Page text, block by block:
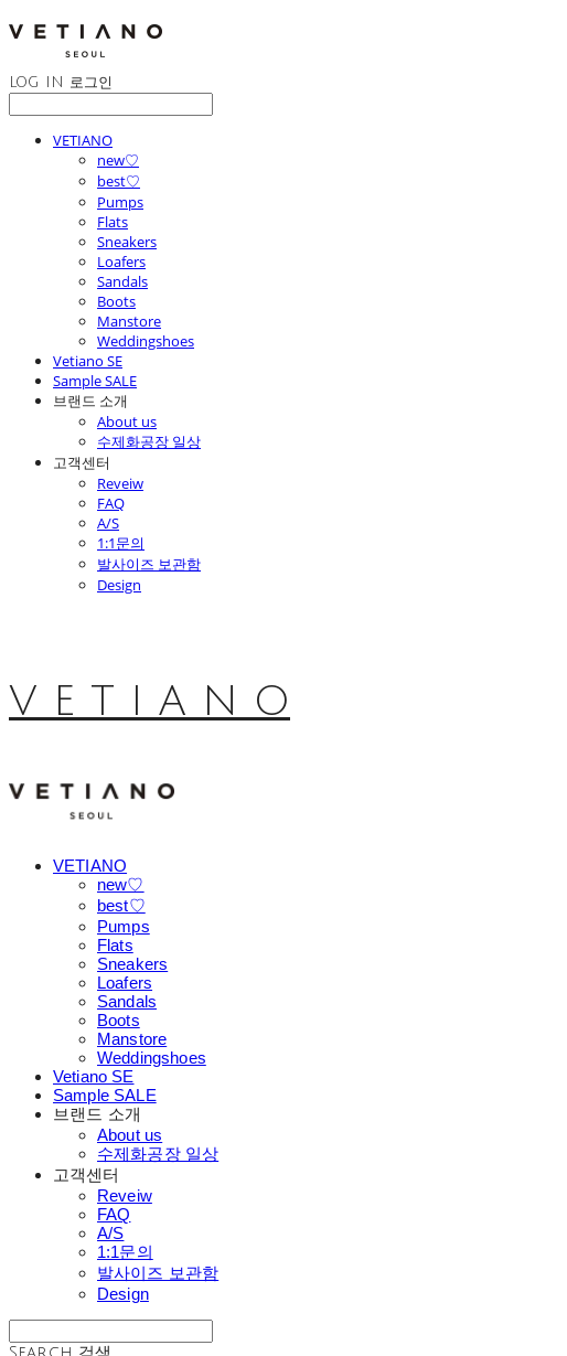
LOG IN 로그인
VETIANO
new♡
best♡
Pumps
Flats
Sneakers
Loafers
Sandals
Boots
Manstore
Weddingshoes
Vetiano SE
Sample SALE
브랜드 소개
About us
수제화공장 일상
고객센터
Reveiw
FAQ
A/S
1:1문의
발사이즈 보관함
Design
V E T I A N O
VETIANO
new♡
best♡
Pumps
Flats
Sneakers
Loafers
Sandals
Boots
Manstore
Weddingshoes
Vetiano SE
Sample SALE
브랜드 소개
About us
수제화공장 일상
고객센터
Reveiw
FAQ
A/S
1:1문의
발사이즈 보관함
Design